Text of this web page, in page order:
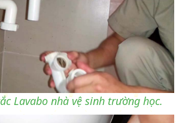
Lavabo nhà vệ sinh trường học.